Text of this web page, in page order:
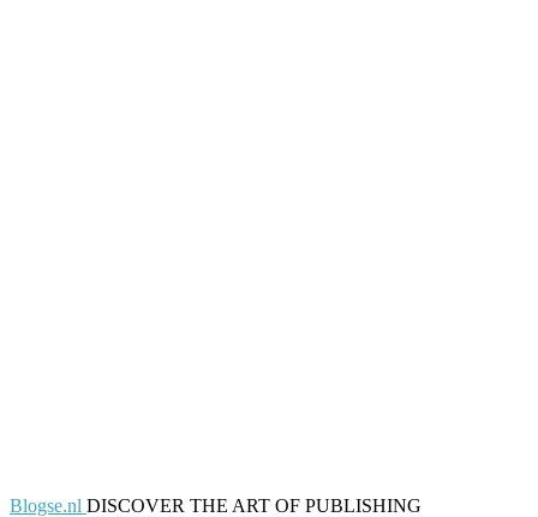
Blogse.nl DISCOVER THE ART OF PUBLISHING